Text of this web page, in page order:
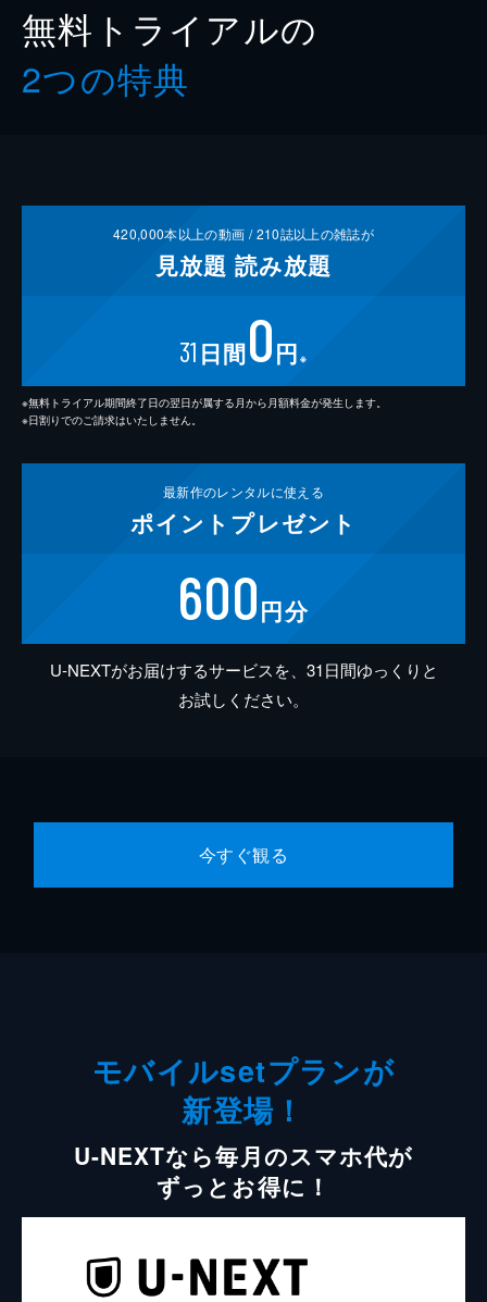
無料トライアルの
2つの特典
420,000本以上の動画 /210誌以上の雑誌が
見放題 読み放題
31 日間0円 ※
※無料トライアル期間終了日の翌日が属する月から月額料金が発生します。
※日割りでのご請求はいたしません。
最新作のレンタルに使える
ポイント プレゼント
600円分
U-NEXTがお届けするサービスを、31日間ゆっくりと
お試しください。
今すぐ観る
モバイルsetプランが
新登場！
U-NEXTなら毎月のスマホ代が
ずっとお得に！